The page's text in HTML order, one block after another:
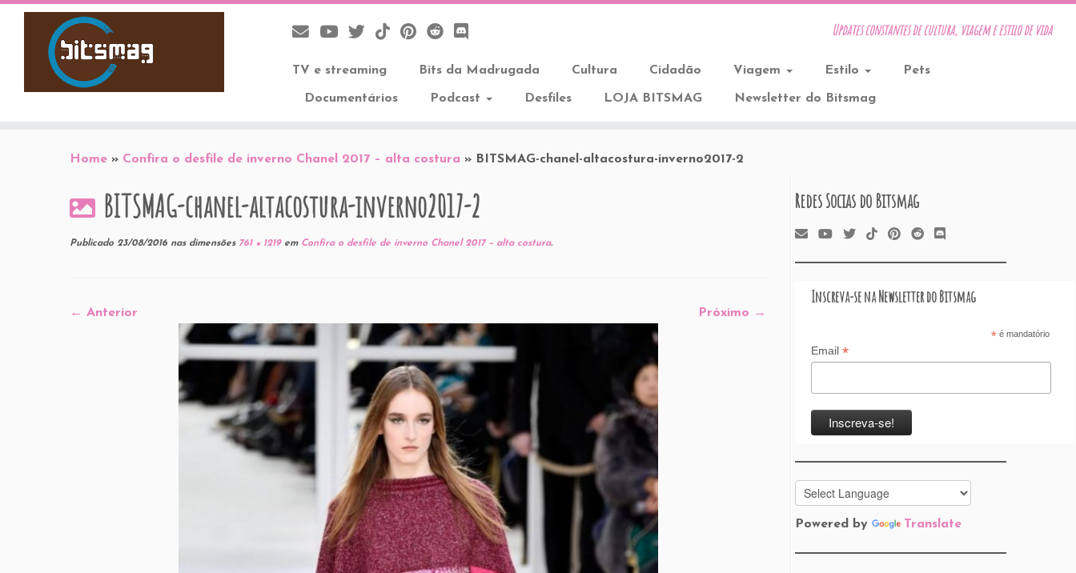
Updates constantes de cultura, viagem e estilo de vida
TV e streaming Bits da Madrugada Cultura Cidadão Viagem Estilo Pets
Documentários Podcast Desfiles LOJA BITSMAG Newsletter do Bitsmag
Home » Confira o desfile de inverno Chanel 2017 – alta costura » BITSMAG-chanel-altacostura-inverno2017-2
BITSMAG-chanel-altacostura-inverno2017-2
Publicado 23/08/2016 nas dimensões761 × 1219emConfira o desfile de inverno Chanel 2017 – alta costura.
← Anterior Próximo →
Redes Socias do Bitsmag
Inscreva-se na Newsletter do Bitsmag
*é mandatório
Email *
Powered by Translate